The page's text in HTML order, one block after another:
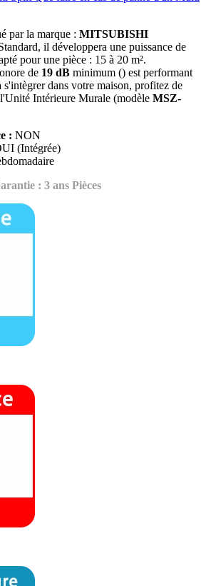
par la marque : MITSUBISHI
il développera une puissance de
pour une pièce : 15 à 20 m².
de 19 dB minimum () est performant
dans votre maison, profitez de
Intérieure Murale (modèle MSZ-
: NON
(Intégrée)
: 3 ans Pièces